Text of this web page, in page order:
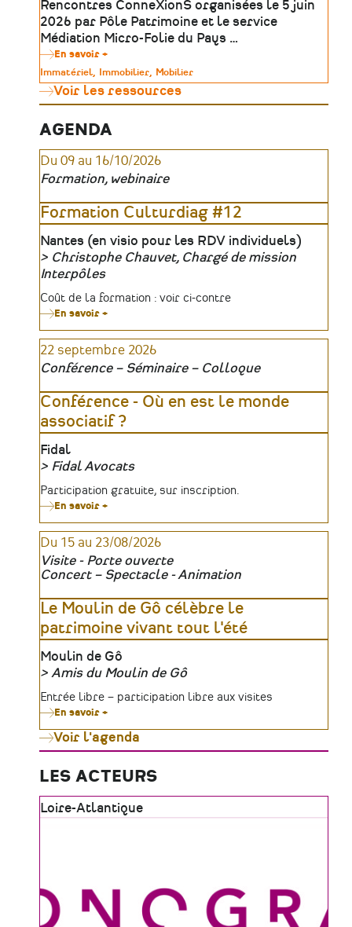
Ateliers
Rencontres ConneXionS organisées le 5 juin
2026 par Pôle Patrimoine et le service
Médiation Micro-Folie du Pays …
En savoir +
Outils
numériques
&
médiation
révéler
le
patrimoine
absent,
invisible
ou
|
Table
Type
de
patrimoine
Immatériel Immobilier Mobilier
Voir les ressources
AGENDA
Du 09 au 16/10/2026
Formation, webinaire
Formation Culturdiag #12
Lieu
Nantes (en visio pour les RDV individuels)
Organisateur
Christophe Chauvet, Chargé de mission
Interpôles
Tarifs
Coût de la formation : voir ci-contre
En savoir +
Culturdiag
#12
22 septembre 2026
Conférence – Séminaire – Colloque
Conférence - Où en est le monde
associatif ?
Lieu
Fidal
Organisateur
Fidal Avocats
Tarifs
Participation gratuite, sur inscription.
En savoir +
-
Où
est
le
associatif
?
Du 15 au 23/08/2026
Visite - Porte ouverte
Concert – Spectacle - Animation
Le Moulin de Gô célèbre le
patrimoine vivant tout l'été
Lieu
Moulin de Gô
Organisateur
Amis du Moulin de Gô
Tarifs
Entrée libre – participation libre aux visites
En savoir +
Moulin
de
célèbre
le
patrimoine
vivant
tout
Voir l'agenda
LES ACTEURS
Zone
Loire-Atlantique